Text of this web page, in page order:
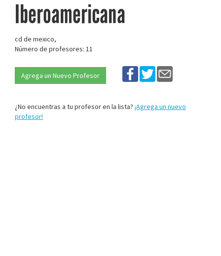
Iberoamericana
cd de mexico,
Número de profesores: 11
Agrega un Nuevo Profesor
¿No encuentras a tu profesor en la lista? ¡Agrega un nuevo
profesor!